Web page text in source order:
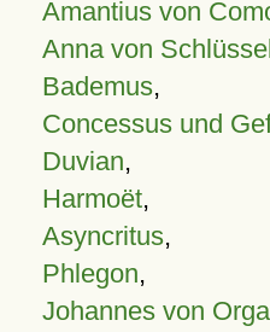
Amantius von
Anna von
Bademus,
Concessus und
Duvian,
Harmoët,
Asyncritus,
Phlegon,
Johannes von